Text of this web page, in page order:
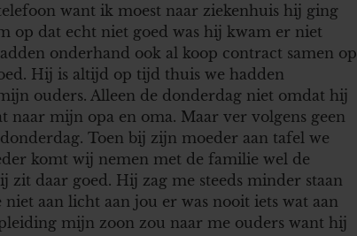
want ik moest naar ziekenhuis hij ging
op dat echt niet goed was hij kwam er niet
onderhand ook al koop contract samen op
Hij is altijd op tijd thuis we hadden
ouders. Alleen de donderdag niet omdat hij
naar mijn opa en oma. Maar ver volgens geen
Toen bij zijn moeder aan tafel we
komt wij nemen met de familie wel de
daar goed. Hij zag me steeds minder staan
aan licht aan jou er was nooit iets wat aan
mijn zoon zou naar me ouders want hij